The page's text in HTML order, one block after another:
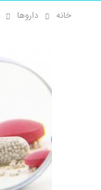
خانه داروها